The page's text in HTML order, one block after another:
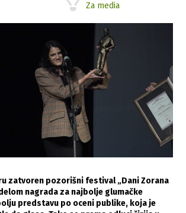
Za media
zatvoren pozorišni festival „Dani Zorana
nagrada za najbolje glumačke
predstavu po oceni publike, koja je